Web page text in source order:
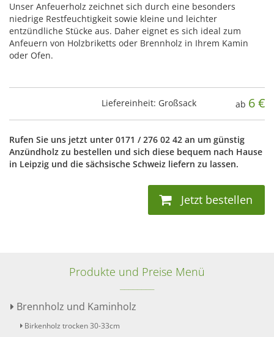
Unser Anfeuerholz zeichnet sich durch eine besonders
niedrige Restfeuchtigkeit sowie kleine und leichter
entzündliche Stücke aus. Daher eignet es sich ideal zum
Anfeuern von Holzbriketts oder Brennholz in Ihrem Kamin
oder Ofen.
Liefereinheit: Großsack ab 6€
Rufen Sie uns jetzt unter 0171 / 276 02 42 an um günstig
Anzündholz zu bestellen und sich diese bequem nach Hause
in Leipzig und die sächsische Schweiz liefern zu lassen.
Jetzt bestellen
Produkte und Preise Menü
Brennholz und Kaminholz
Birkenholz trocken 30-33cm